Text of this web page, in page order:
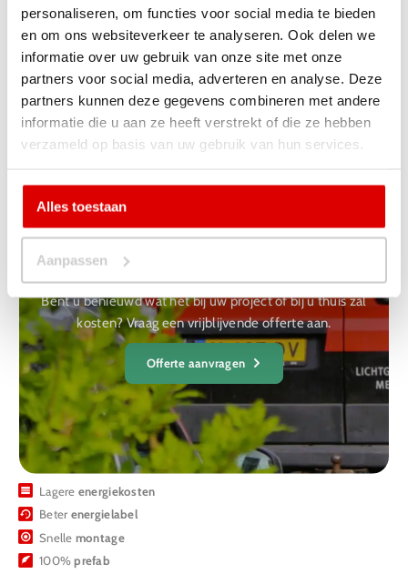
personaliseren, om functies voor social media te bieden
en om ons websiteverkeer te analyseren. Ook delen we
informatie over uw gebruik van onze site met onze
partners voor social media, adverteren en analyse. Deze
partners kunnen deze gegevens combineren met andere
informatie die u aan ze heeft verstrekt of die ze hebben
verzameld op basis van uw gebruik van hun services.
Alles toestaan
Aanpassen
verspanende bewerkingen uitgevoerd worden. De overlast
voor de bewoners en de buurt wordt hierdoor tot minimum
beperkt. Ook is er tijdens de montage weinig rest-materiaal
zodat uw woning niet wordt vervuild.
Ja, ik wil een
vrijblijvende
offerte ontvangen
Bent u benieuwd wat het bij uw project of bij u thuis zal
kosten? Vraag een vrijblijvende offerte aan.
Offerte aanvragen
Lagere energiekosten
Beter energielabel
Snelle montage
100%prefab